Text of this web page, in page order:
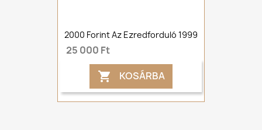
2000 Forint Az Ezredforduló 1999
25 000 Ft
 KOSÁRBA